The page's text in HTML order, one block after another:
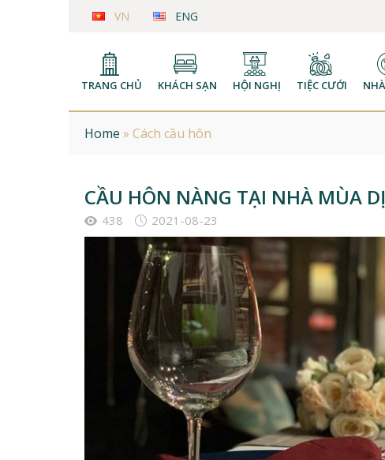
VN ENG
TRANG CHỦ KHÁCH SẠN HỘI NGHỊ TIỆC CƯỚI
Home » Cách cầu hôn
CẦU HÔN NÀNG TẠI NHÀ MÙA
438 2021-08-23